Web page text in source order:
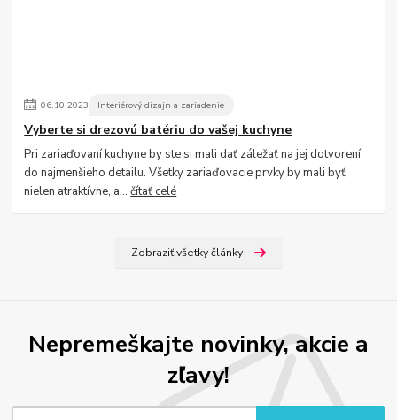
06.10.2023 Interiérový dizajn a zariadenie
Vyberte si drezovú batériu do vašej kuchyne
Pri zariaďovaní kuchyne by ste si mali dať záležať na jej dotvorení
do najmenšieho detailu. Všetky zariaďovacie prvky by mali byť
nielen atraktívne, a...čítať celé
Zobraziť všetky články
Nepremeškajte novinky, akcie a
zľavy!